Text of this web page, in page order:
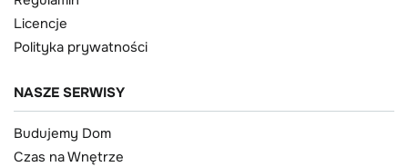
Licencje
Polityka prywatności
NASZE SERWISY
Budujemy Dom
Czas na Wnętrze